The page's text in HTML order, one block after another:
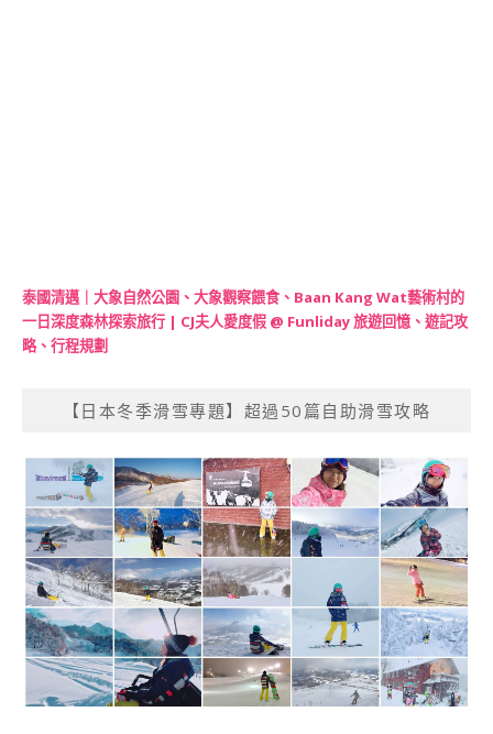
泰國清邁｜大象自然公園、大象觀察餵食、Baan Kang Wat藝術村的
一日深度森林探索旅行 | CJ夫人愛度假 @ Funliday 旅遊回憶、遊記攻
略、行程規劃
【日本冬季滑雪專題】超過50篇自助滑雪攻略